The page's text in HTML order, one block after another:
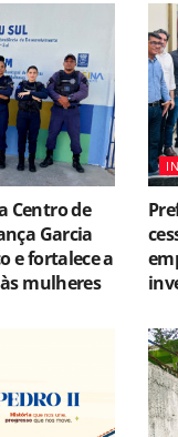
Centro de
Garcia
e fortalece a
mulheres